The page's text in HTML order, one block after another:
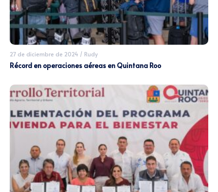
27 de diciembre de 2024 / Rudy
Récord en operaciones aéreas en Quintana Roo